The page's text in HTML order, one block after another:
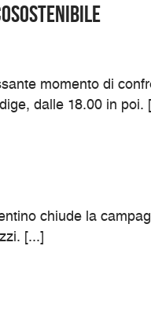
momento di
dalle 18.00 in poi.
chiude la
[...]